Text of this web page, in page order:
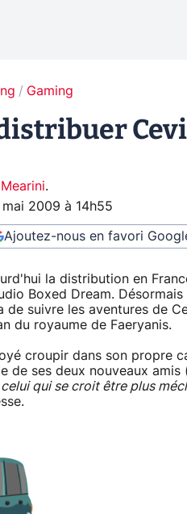
Gaming
.
mai 2009 à 14h55
Ajoutez-nous en favori
la distribution en
Boxed Dream.
de suivre les aventures de
du royaume de Faeryanis.
croupir dans son propre
de ses deux nouveaux
qui se croit être plus